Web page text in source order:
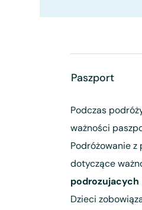
Paszport
Podczas
ważności
Podróżowanie
dotyczące
podrozujacych
Dzieci